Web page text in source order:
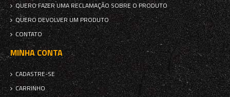
QUERO FAZER UMA RECLAMAÇÃO SOBRE O PRODUTO
QUERO DEVOLVER UM PRODUTO
CONTATO
MINHA CONTA
CADASTRE-SE
CARRINHO